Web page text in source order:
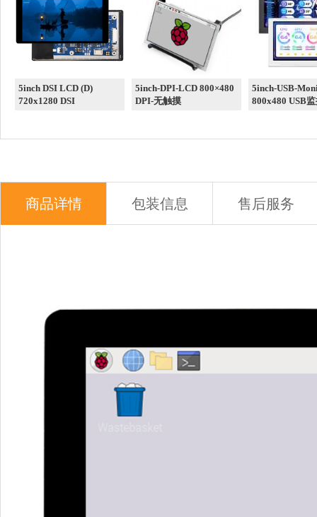
5inch DSI LCD (D)
720x1280 DSI
5inch-DPI-LCD 800×480
DPI-无触摸
5inch-USB-
800x480 USB
商品详情 包装信息 售后服务